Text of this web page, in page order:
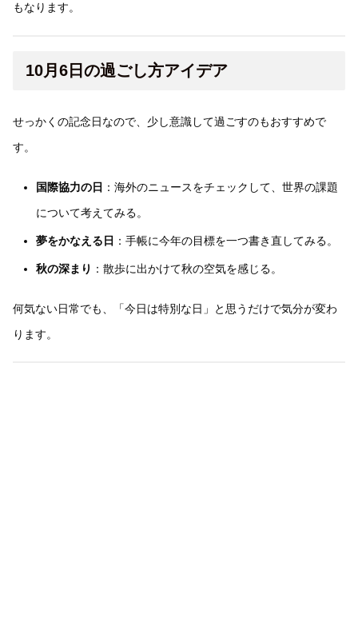
もなります。
10月6日の過ごし方アイデア
せっかくの記念日なので、少し意識して過ごすのもおすすめで
す。
国際協力の日 ：海外のニュースをチェックして、世界の課題
について考えてみる。
夢をかなえる日 ：手帳に今年の目標を一つ書き直してみる。
秋の深まり ：散歩に出かけて秋の空気を感じる。
何気ない日常でも、「今日は特別な日」と思うだけで気分が変わ
ります。